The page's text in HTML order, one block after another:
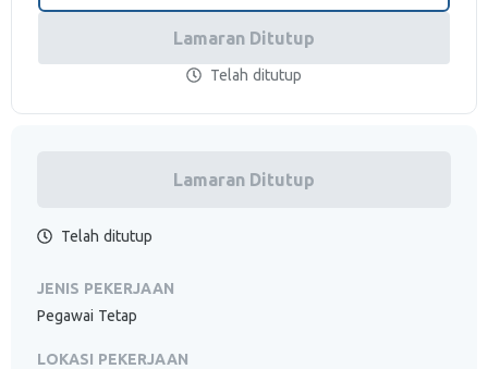
Lamaran Ditutup
Telah ditutup
Lamaran Ditutup
Telah ditutup
JENIS PEKERJAAN
Pegawai Tetap
LOKASI PEKERJAAN